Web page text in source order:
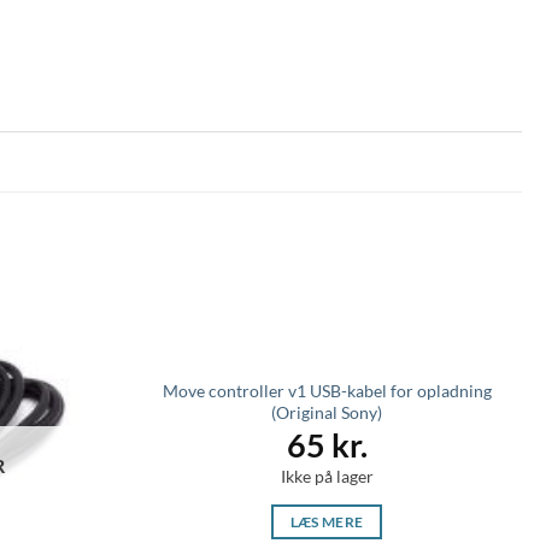
Move controller v1 USB-kabel for opladning
(Original Sony)
65 kr.
Ikke på lager
LÆS MERE